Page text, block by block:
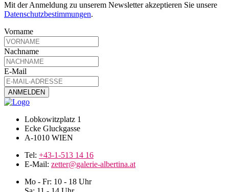
Mit der Anmeldung zu unserem Newsletter akzeptieren Sie unsere
Datenschutzbestimmungen.
Vorname
Nachname
E-Mail
Lobkowitzplatz 1
Ecke Gluckgasse
A-1010 WIEN
Tel: +43-1-513 14 16
E-Mail: zetter@galerie-albertina.at
Mo - Fr: 10 - 18 Uhr